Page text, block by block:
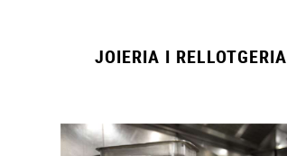
JOIERIA I RELLOTGERIA